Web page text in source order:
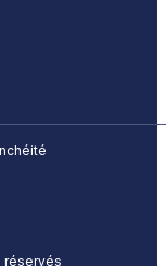
réservés